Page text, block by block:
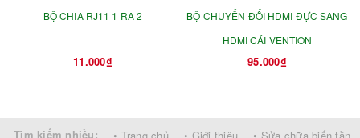
BỘ CHIA RJ11 1 RA 2
11.000₫
BỘ CHUYỂN ĐỔI HDMI ĐỰC SANG
HDMI CÁI VENTION
95.000₫
Tìm kiếm nhiều: